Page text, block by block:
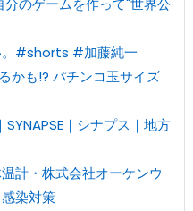
分のゲームを作って"世界公
。#shorts #加藤純一
るかも!? パチンコ玉サイズ
｜シナプス｜地方
計・株式会社オーケンウ
染対策